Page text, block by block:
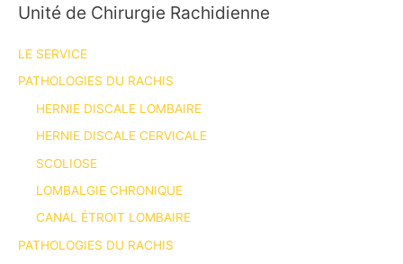
Unité de Chirurgie Rachidienne
LE SERVICE
PATHOLOGIES DU RACHIS
HERNIE DISCALE LOMBAIRE
HERNIE DISCALE CERVICALE
SCOLIOSE
LOMBALGIE CHRONIQUE
CANAL ÉTROIT LOMBAIRE
PATHOLOGIES DU RACHIS